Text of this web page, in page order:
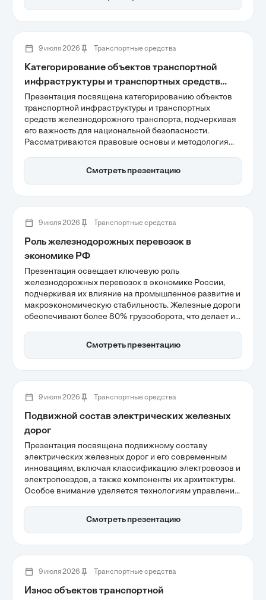
адаптивности поездов к климатическим условиям и их
9 июля 2026 Транспортные средства
Категорирование объектов транспортной
инфраструктуры и транспортных средств
железнодорожного транспорта
Презентация посвящена категорированию объектов
транспортной инфраструктуры и транспортных
средств железнодорожного транспорта, подчеркивая
его важность для национальной безопасности.
Рассматриваются правовые основы и методология
транспортной безопасности. Особое внимание
уделяется нормативно-правовой базе до 2032 года и
Смотреть презентацию
9 июля 2026 Транспортные средства
Роль железнодорожных перевозок в
экономике РФ
Презентация освещает ключевую роль
железнодорожных перевозок в экономике России,
подчеркивая их влияние на промышленное развитие и
макроэкономическую стабильность. Железные дороги
обеспечивают более 80% грузооборота, что делает их
ресурсами. Также рассматриваются перспективы
развития транспортной системы до 2030 года и
Смотреть презентацию
9 июля 2026 Транспортные средства
Подвижной состав электрических железных
дорог
Презентация посвящена подвижному составу
электрических железных дорог и его современным
инновациям, включая классификацию электровозов и
электропоездов, а также компоненты их архитектуры.
Особое внимание уделяется технологиям управления
эффективности и безопасности. В 2026 году
ожидается дальнейшее развитие систем электротяги,
Смотреть презентацию
9 июля 2026 Транспортные средства
Износ объектов транспортной